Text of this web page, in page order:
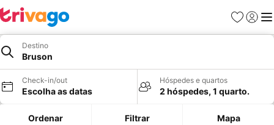
Favoritos
Iniciar
Destino
Bruson
Check-in/out
Escolha as datas
Hóspedes e quartos
2 hóspedes, 1 quarto.
Ordenar Filtrar Mapa